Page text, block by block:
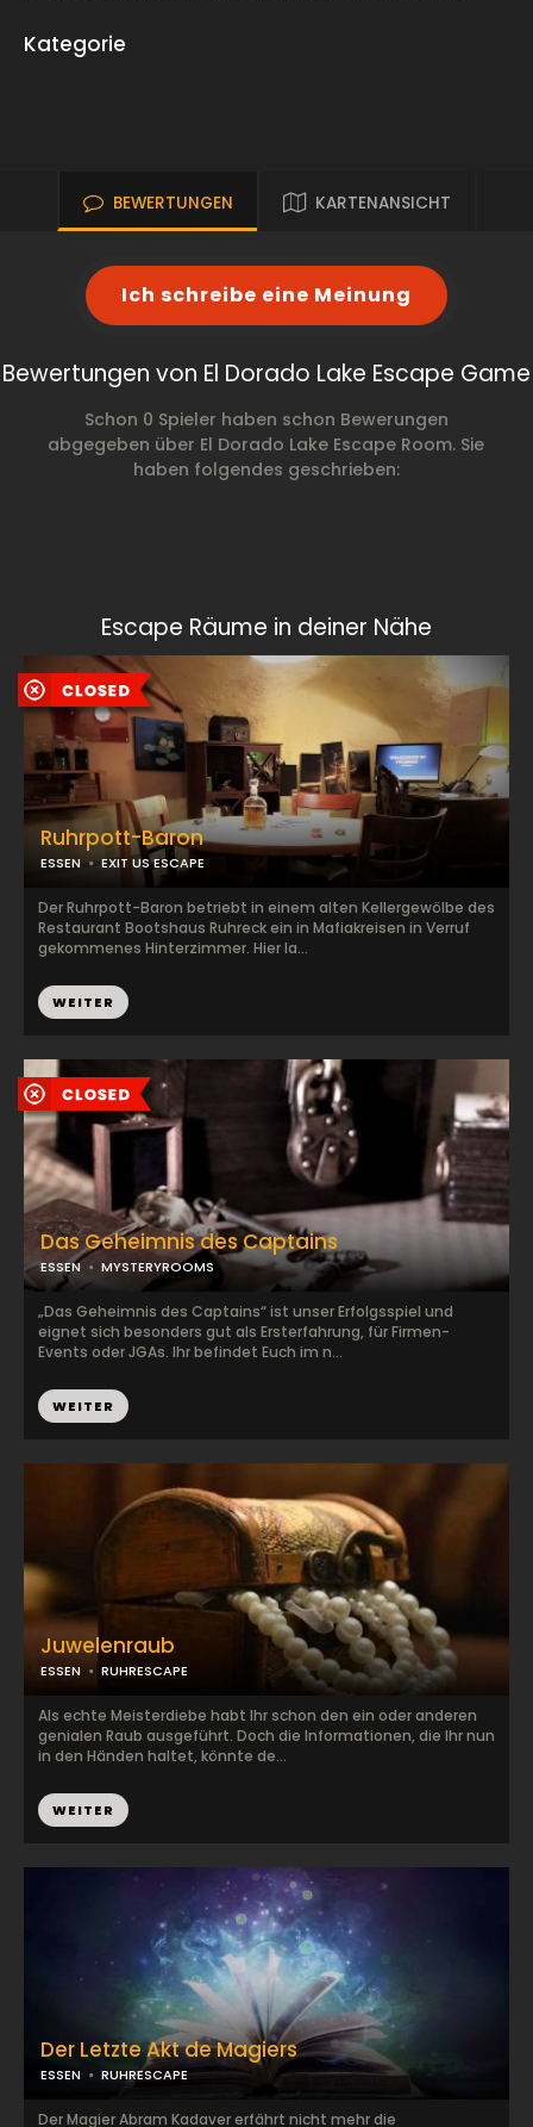
Kategorie
BEWERTUNGEN KARTENANSICHT
Ich schreibe eine Meinung
Bewertungen von El Dorado Lake Escape Game
Schon 0 Spieler haben schon Bewerungen
abgegeben über El Dorado Lake Escape Room. Sie
haben folgendes geschrieben:
Escape Räume in deiner Nähe
Das Geheimnis des Captains
ESSEN MYSTERYROOMS
„Das Geheimnis des Captains“ ist unser Erfolgsspiel und
eignet sich besonders gut als Ersterfahrung, für Firmen-
Events oder JGAs. Ihr befindet Euch im n...
WEITER
Der Letzte Akt de Magiers
ESSEN RUHRESCAPE
Der Magier Abram Kadaver erfährt nicht mehr die
Ruhrpott-Baron
ESSEN EXIT US ESCAPE
Der Ruhrpott-Baron betriebt in einem alten Kellergewölbe des
Restaurant Bootshaus Ruhreck ein in Mafiakreisen in Verruf
gekommenes Hinterzimmer. Hier la...
WEITER
Juwelenraub
ESSEN RUHRESCAPE
Als echte Meisterdiebe habt Ihr schon den ein oder anderen
genialen Raub ausgeführt. Doch die Informationen, die Ihr nun
in den Händen haltet, könnte de...
WEITER